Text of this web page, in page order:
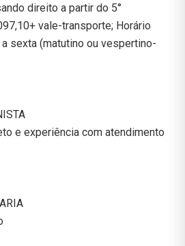
direito a partir do 5°
vale-transporte; Horário
sexta (matutino ou vespertino-
e experiência com atendimento